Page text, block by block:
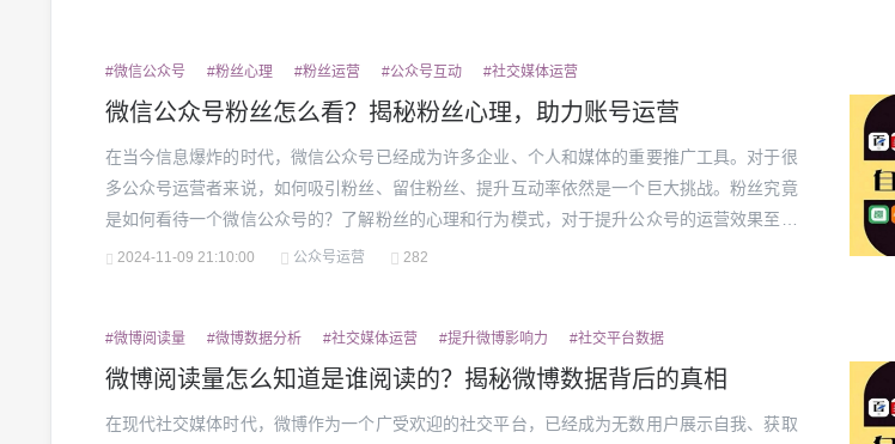
#微信公众号 #粉丝心理 #粉丝运营 #公众号互动 #社交媒体运营
微信公众号粉丝怎么看？揭秘粉丝心理，助力账号运营
在当今信息爆炸的时代，微信公众号已经成为许多企业、个人和媒体的重要推广工具。对于很
多公众号运营者来说，如何吸引粉丝、留住粉丝、提升互动率依然是一个巨大挑战。粉丝究竟
是如何看待一个微信公众号的？了解粉丝的心理和行为模式，对于提升公众号的运营效果至关
重要。1.微信公众号粉丝的三大核心关注点1.1内容价值内容为王，是任何自媒体平台不变的真
2024-11-09 21:10:00 公众号运营 282
#微博阅读量 #微博数据分析 #社交媒体运营 #提升微博影响力 #社交平台数据
微博阅读量怎么知道是谁阅读的？揭秘微博数据背后的真相
在现代社交媒体时代，微博作为一个广受欢迎的社交平台，已经成为无数用户展示自我、获取